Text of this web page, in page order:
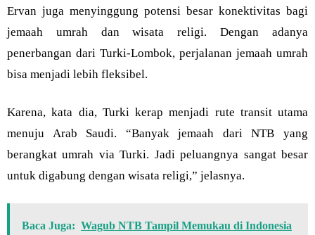
Ervan juga menyinggung potensi besar konektivitas bagi
jemaah umrah dan wisata religi. Dengan adanya
penerbangan dari Turki-Lombok, perjalanan jemaah umrah
bisa menjadi lebih fleksibel.
Karena, kata dia, Turki kerap menjadi rute transit utama
menuju Arab Saudi. “Banyak jemaah dari NTB yang
berangkat umrah via Turki. Jadi peluangnya sangat besar
untuk digabung dengan wisata religi,” jelasnya.
Baca Juga: Wagub NTB Tampil Memukau di Indonesia